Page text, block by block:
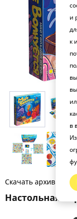
Скачать архив фото
Настольная
и
к
в